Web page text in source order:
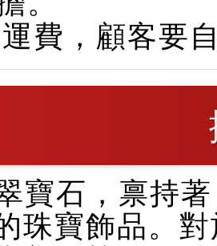
費，顧客要
寶石，禀持
珠寶飾品。